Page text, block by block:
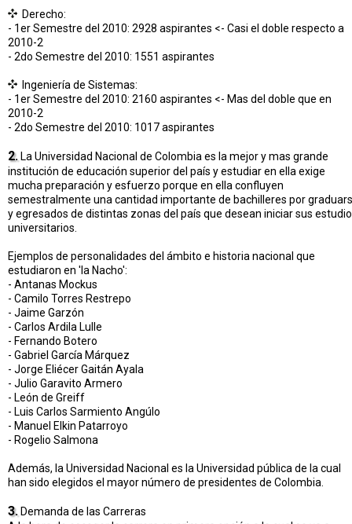
Derecho:
- 1er Semestre del 2010: 2928 aspirantes <- Casi el doble respecto a
2010-2
- 2do Semestre del 2010: 1551 aspirantes
Ingeniería de Sistemas:
- 1er Semestre del 2010: 2160 aspirantes <- Mas del doble que en
2010-2
- 2do Semestre del 2010: 1017 aspirantes
2. La Universidad Nacional de Colombia es la mejor y mas grande
institución de educación superior del país y estudiar en ella exige
mucha preparación y esfuerzo porque en ella confluyen
semestralmente una cantidad importante de bachilleres por
y egresados de distintas zonas del país que desean iniciar sus
universitarios.
Ejemplos de personalidades del ámbito e historia nacional que
estudiaron en 'la Nacho':
- Antanas Mockus
- Camilo Torres Restrepo
- Jaime Garzón
- Carlos Ardila Lulle
- Fernando Botero
- Gabriel García Márquez
- Jorge Eliécer Gaitán Ayala
- Julio Garavito Armero
- León de Greiff
- Luis Carlos Sarmiento Angúlo
- Manuel Elkin Patarroyo
- Rogelio Salmona
Además, la Universidad Nacional es la Universidad pública de la cual
han sido elegidos el mayor número de presidentes de Colombia.
3. Demanda de las Carreras